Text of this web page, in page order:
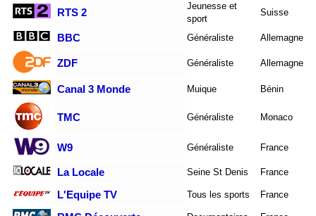
RTS 2
Jeunesse et
sport
Suisse
BBC Généraliste Allemagne
ZDF Généraliste Allemagne
Canal 3 Monde Muique Bénin
TMC Généraliste Monaco
W9 Généraliste France
La Locale Seine St Denis France
L'Equipe TV Tous les sports France